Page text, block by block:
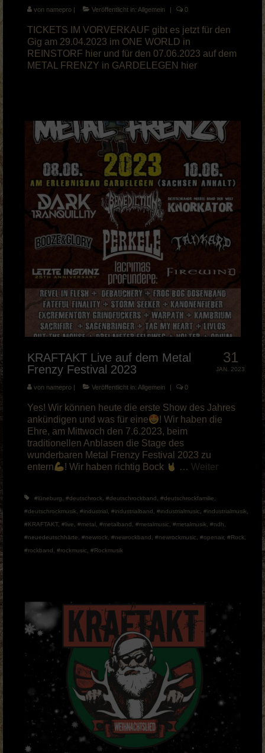
von namepro | Veröffentlicht in: Allgemein | 0
TICKETS IM VORVERKAUF gibt es jetzt für den
Gig am 29.04.2023 im ONE WORLD in
REINSTORF hier und für den 07.06.2023 auf dem
METAL FRENZY in GARDELEGEN hier
31
JAN. 2023
KRAFTAKT Live auf dem Metal
Frenzy Festival 2023
von namepro | Veröffentlicht in: Allgemein | 0
Yes! Wir können heute die erste Show des Jahres
ankündigen und was für eine
! Wir haben die
Ehre, am Mittwoch den 7.6.2023, beim
traditionellen Anblasen die Stage des
wunderbaren Metal Frenzy Festival 2023 zu
entern
! Wir haben richtig Bock …Weiter
#lüneburg #deutschrock #deutschrockband #deutschrockfamilie
#deutschrockmusik #industrial #industrialband #industrialmusic #industrialmusik
#KRAFTAKT, #live #metal #metalband #metalmusic #metalmusik #ndh
#neuedeutschhärte
#newrock #newrockband #newrockmusic #openair, #Rock
#rockband
#rockmusic #Rockmusik